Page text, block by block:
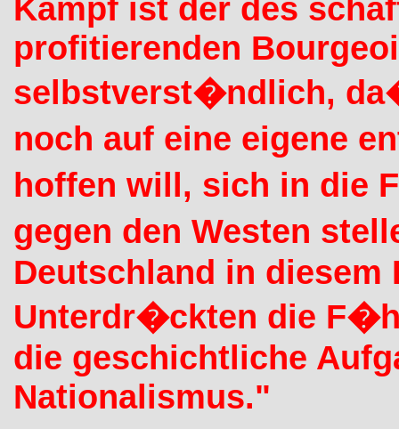
Kampf ist der des
profitierenden
selbstverst�ndlich,
noch auf eine eigene
hoffen will, sich in die
gegen den Westen
Deutschland in
Unterdr�ckten die
die geschichtliche
Nationalismus."